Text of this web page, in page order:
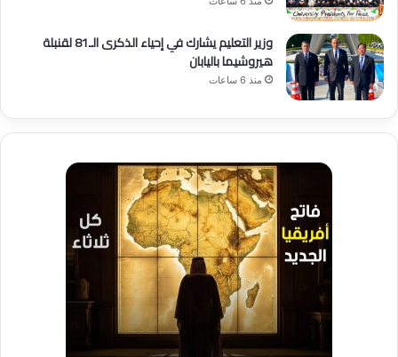
وزير التعليم يشارك في إحياء الذكرى الـ81 لقنبلة
هيروشيما باليابان
منذ 6 ساعات